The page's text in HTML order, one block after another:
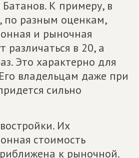
К примеру, в
по разным оценкам,
и рыночная
различаться в 20, а
Это характерно для
владельцам даже при
сильно
Их
стоимость
к рыночной.